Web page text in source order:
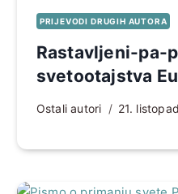
PRIJEVODI DRUGIH AUTORA
Rastavljeni-pa-
svetootajstva
Ostali autori 21.